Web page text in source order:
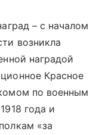
– с началом
возникла
наградой
Красное
по военным
года и
«за